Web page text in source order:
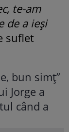
te-am
de a ieși
suflet